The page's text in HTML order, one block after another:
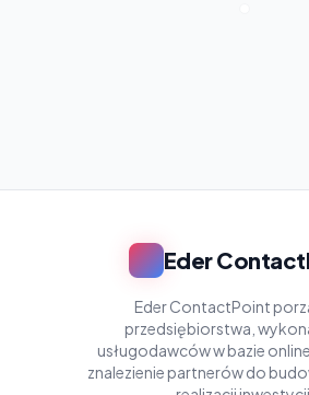
Eder
Eder ContactPoint
przedsiębiorstwa,
usługodawców w bazie
znalezienie partnerów do